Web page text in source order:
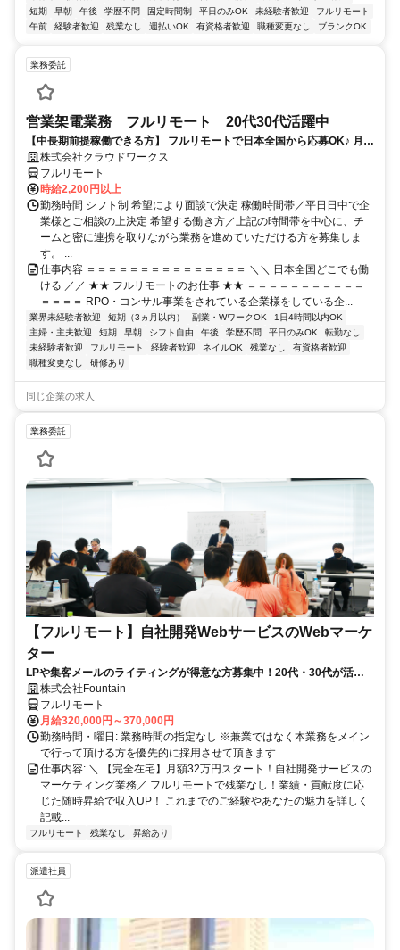
短期
早朝 午後 学歴不問 固定時間制 平日のみOK 未経験者歓迎
フルリモート
午前
経験者歓迎 残業なし 週払いOK 有資格者歓迎 職種変更なし ブランクOK
業務委託
営業架電業務 フルリモート 20代30代活躍中
【中長期前提稼働できる方】 フルリモートで日本全国から応募OK♪ 月稼
働40時間で安定収入！
株式会社クラウドワークス
フルリモート
時給2,200円以上
勤務時間 シフト制 希望により面談で決定 稼働時間帯／平日日中で企
業様とご相談の上決定 希望する働き方／上記の時間帯を中心に、チ
ームと密に連携を取りながら業務を進めていただける方を募集しま
す。 ...
仕事内容 ＝＝＝＝＝＝＝＝＝＝＝＝＝＝＝ ＼＼ 日本全国どこでも働
ける ／／ ★★ フルリモートのお仕事 ★★ ＝＝＝＝＝＝＝＝＝＝＝
＝＝＝＝ RPO・コンサル事業をされている企業様をしている企...
業界未経験者歓迎 短期（3ヵ月以内） 副業・WワークOK
1日4時間以内OK
主婦・主夫歓迎
短期 早朝 シフト自由 午後 学歴不問 平日のみOK
転勤なし
未経験者歓迎
フルリモート 経験者歓迎 ネイルOK 残業なし
有資格者歓迎
職種変更なし
研修あり
同じ企業の求人
業務委託
【フルリモート】自社開発WebサービスのWebマーケ
ター
LPや集客メールのライティングが得意な方募集中！20代・30代が活躍
している職場です！
株式会社Fountain
フルリモート
月給320,000円～370,000円
勤務時間・曜日: 業務時間の指定なし ※兼業ではなく本業務をメイン
で行って頂ける方を優先的に採用させて頂きます
仕事内容: ＼ 【完全在宅】月額32万円スタート！自社開発サービスの
マーケティング業務／ フルリモートで残業なし！業績・貢献度に応
じた随時昇給で収入UP！ これまでのご経験やあなたの魅力を詳しく
記載...
フルリモート 残業なし 昇給あり
派遣社員